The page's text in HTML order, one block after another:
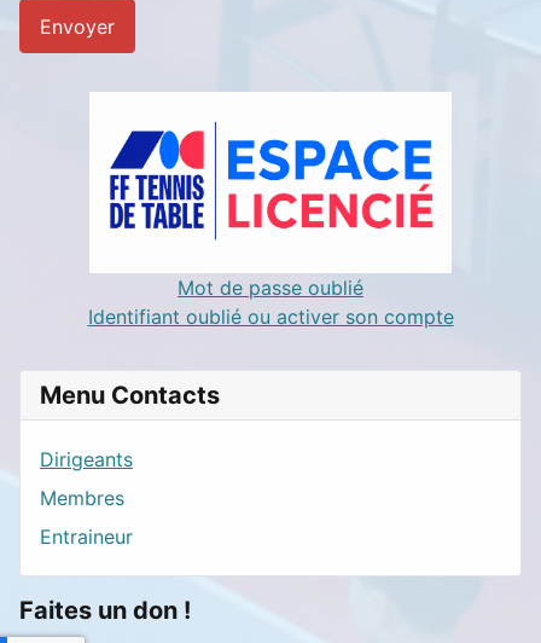
Mot de passe oublié
Identifiant oublié ou activer son compte
Menu Contacts
Dirigeants
Membres
Entraineur
Faites un don !
Envoyer